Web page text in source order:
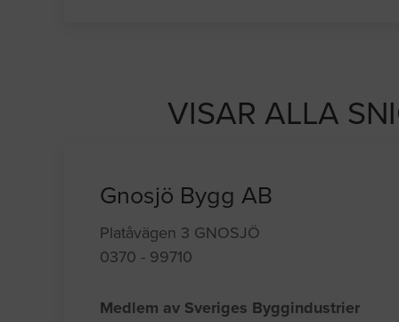
VISAR ALLA
Gnosjö Bygg AB
Platåvägen 3 GNOSJÖ
0370 - 99710
Medlem av Sveriges Byggindustrier